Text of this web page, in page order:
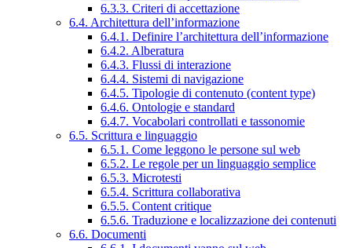
6.3.3. Criteri di accettazione
6.4. Architettura dell’informazione
6.4.1. Definire l’architettura dell’informazione
6.4.2. Alberatura
6.4.3. Flussi di interazione
6.4.4. Sistemi di navigazione
6.4.5. Tipologie di contenuto (content type)
6.4.6. Ontologie e standard
6.4.7. Vocabolari controllati e tassonomie
6.5. Scrittura e linguaggio
6.5.1. Come leggono le persone sul web
6.5.2. Le regole per un linguaggio semplice
6.5.3. Microtesti
6.5.4. Scrittura collaborativa
6.5.5. Content critique
6.5.6. Traduzione e localizzazione dei contenuti
6.6. Documenti